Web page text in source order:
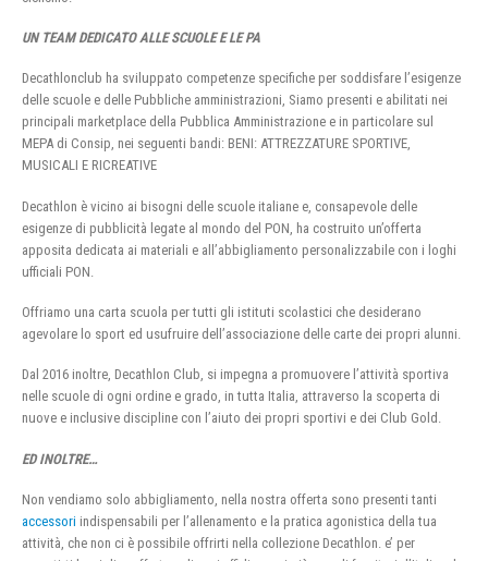
UN TEAM DEDICATO ALLE SCUOLE E LE PA
Decathlonclub ha sviluppato competenze specifiche per soddisfare l’esigenze
delle scuole e delle Pubbliche amministrazioni, Siamo presenti e abilitati nei
principali marketplace della Pubblica Amministrazione e in particolare sul
MEPA di Consip, nei seguenti bandi: BENI: ATTREZZATURE SPORTIVE,
MUSICALI E RICREATIVE
Decathlon è vicino ai bisogni delle scuole italiane e, consapevole delle
esigenze di pubblicità legate al mondo del PON, ha costruito un’offerta
apposita dedicata ai materiali e all’abbigliamento personalizzabile con i loghi
ufficiali PON.
Offriamo una carta scuola per tutti gli istituti scolastici che desiderano
agevolare lo sport ed usufruire dell’associazione delle carte dei propri alunni.
Dal 2016 inoltre, Decathlon Club, si impegna a promuovere l’attività sportiva
nelle scuole di ogni ordine e grado, in tutta Italia, attraverso la scoperta di
nuove e inclusive discipline con l’aiuto dei propri sportivi e dei Club Gold.
ED INOLTRE…
Non vendiamo solo abbigliamento, nella nostra offerta sono presenti tanti
accessori indispensabili per l’allenamento e la pratica agonistica della tua
attività, che non ci è possibile offrirti nella collezione Decathlon. e’ per